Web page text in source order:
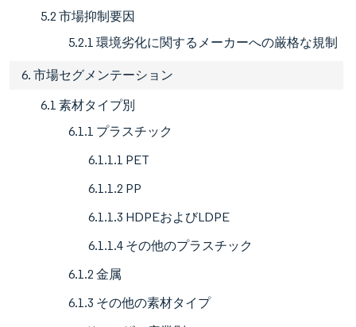
5.2 市場抑制要因
5.2.1 環境劣化に関するメーカーへの厳格な規制
6. 市場セグメンテーション
6.1 素材タイプ別
6.1.1 プラスチック
6.1.1.1 PET
6.1.1.2 PP
6.1.1.3 HDPEおよびLDPE
6.1.1.4 その他のプラスチック
6.1.2 金属
6.1.3 その他の素材タイプ